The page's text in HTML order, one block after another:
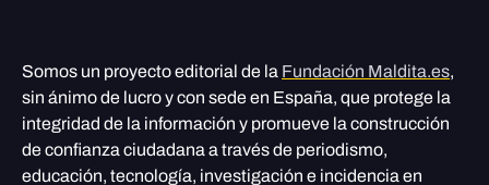
Somos un proyecto editorial de la Fundación Maldita.es,
sin ánimo de lucro y con sede en España, que protege la
integridad de la información y promueve la construcción
de confianza ciudadana a través de periodismo,
educación, tecnología, investigación e incidencia en